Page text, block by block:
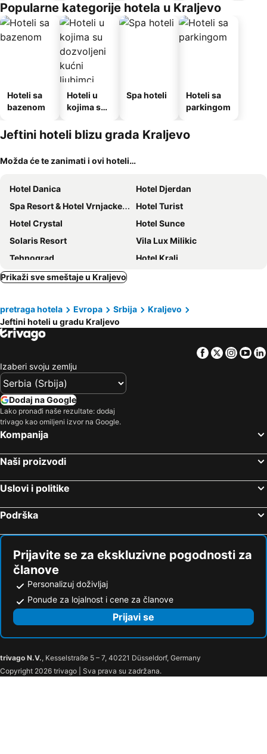
Popularne kategorije hotela u Kraljevo
Hoteli sa
bazenom
Hoteli u
kojima su
kućni
ljubimci
Spa hoteli
Hoteli sa
parkingom
Jeftini hoteli blizu grada Kraljevo
Možda će te zanimati i ovi hoteli…
Hotel Danica
Hotel Djerdan
Spa Resort & Hotel Vrnjacke Terme
Hotel Turist
Hotel Crystal
Hotel Sunce
Solaris Resort
Vila Lux Milikic
Tehnograd
Hotel Kralj
Belvedere
Restoran Gurman
Vila Kralj
Konak Studenica 1186
Dragačevo
Residence Saint Paul
Hotel Lane
Mineral
Dukat Apartmani-Studio
Prikaži sve smeštaje u Kraljevo
pretraga hotela Evropa Srbija
Kraljevo
Jeftini hoteli u gradu Kraljevo
Facebook
Twitter
Izaberi svoju zemlju
Dodaj na Google
Lako pronađi naše rezultate: dodaj
trivago kao omiljeni izvor na Google.
Kompanija
Naši proizvodi
Uslovi i politike
Podrška
Prijavite se za ekskluzivne pogodnosti za
članove
Personalizuj doživljaj
Ponude za lojalnost i cene za članove
Prijavi se
trivago N.V., Kesselstraße 5 – 7, 40221 Düsseldorf, Germany
Copyright 2026 trivago | Sva prava su zadržana.